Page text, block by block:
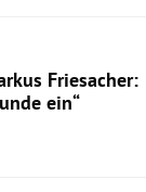
Friesacher:
ein“